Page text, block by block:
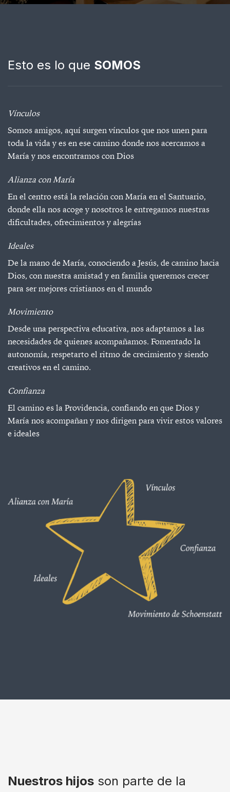
Esto es lo que SOMOS
Vínculos
Somos amigos, aquí surgen vínculos que nos unen para
toda la vida y es en ese camino donde nos acercamos a
María y nos encontramos con Dios
Alianza con María
En el centro está la relación con María en el Santuario,
donde ella nos acoge y nosotros le entregamos nuestras
dificultades, ofrecimientos y alegrías
Ideales
De la mano de María, conociendo a Jesús, de camino hacia
Dios, con nuestra amistad y en familia queremos crecer
para ser mejores cristianos en el mundo
Movimiento
Desde una perspectiva educativa, nos adaptamos a las
necesidades de quienes acompañamos. Fomentado la
autonomía, respetarto el ritmo de crecimiento y siendo
creativos en el camino.
Confianza
El camino es la Providencia, confiando en que Dios y
María nos acompañan y nos dirigen para vivir estos valores
e ideales
Nuestros hijos son parte de la